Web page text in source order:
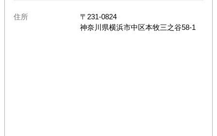
住所 〒 231-0824
神奈川県横浜市中区本牧三之谷58-1